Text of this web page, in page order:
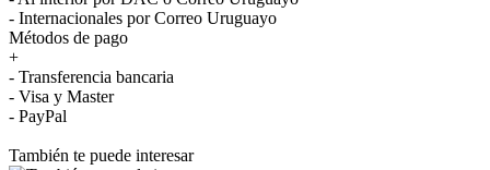
- Internacionales por Correo Uruguayo
Métodos de pago
+
- Transferencia bancaria
- Visa y Master
- PayPal
También te puede interesar